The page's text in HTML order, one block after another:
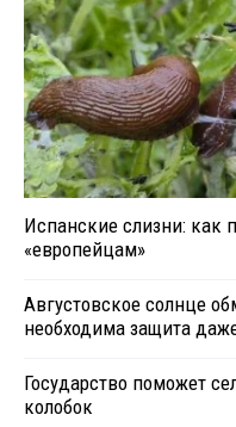
Испанские слизни: как
«европейцам»
Августовское солнце
необходима защита
Государство поможет
колобок